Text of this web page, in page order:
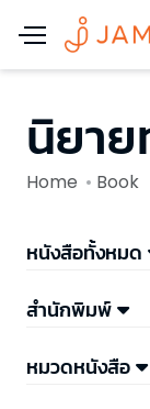
นิยาย
Home Book
หนังสือทั้งหมด
สำนักพิมพ์
หมวดหนังสือ